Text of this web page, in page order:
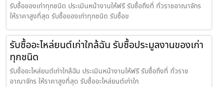
รับซื้อของเก่าทุกชนิด ประเมินหน้างานให้ฟรี รับซื้อถึงที่ ทั่วราชอาณาจักร
ให้ราคาสูงที่สุด รับซื้อของเก่าทุกชนิด รับซื้อข
รับซื้ออะไหล่ยนต์เก่าใกล้ฉัน รับซื้อประมูลงานของเก่า
ทุกชนิด
รับซื้ออะไหล่ยนต์เก่าใกล้ฉัน ประเมินหน้างานให้ฟรี รับซื้อถึงที่ ทั่วราช
อาณาจักร ให้ราคาสูงที่สุด รับซื้ออะไหล่ยนต์เก่าใก